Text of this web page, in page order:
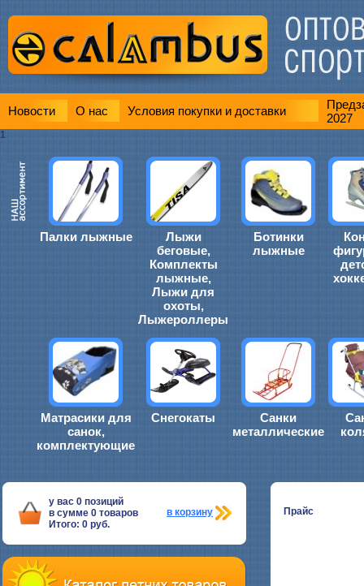
Новости О нас Условия покупки и доставки
2027
1
Палки лыжные
Лыжи
беговые,
Комплекты
лыжные,
Лыжи для
охоты,
Лыжероллеры
Ботинки
лыжные
Матрасики для
санок,
комплектующие
Снегокаты
Санки
металлические
у вас 0 позиций
в сумме 0 товаров
Итого: 0 руб.
в корзину Прайс